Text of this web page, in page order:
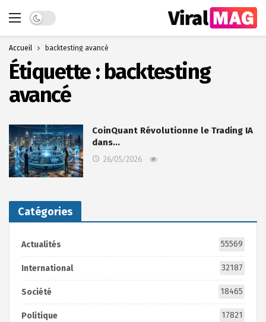
Dark mode
Accueil backtesting avancé
Étiquette : backtesting
avancé
CoinQuant Révolutionne le Trading IA
dans…
26/05/2026
Catégories
Actualités 55569
International 32187
Société 18465
Politique 17821